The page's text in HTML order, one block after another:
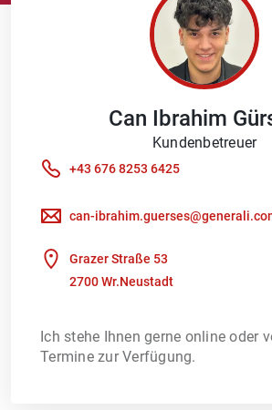
Can Ibrahim
Kundenbetreuer
+43 676 8253 6425
can-
Grazer Straße 53
2700 Wr.Neustadt
Ich stehe Ihnen gerne online oder
Termine zur Verfügung.